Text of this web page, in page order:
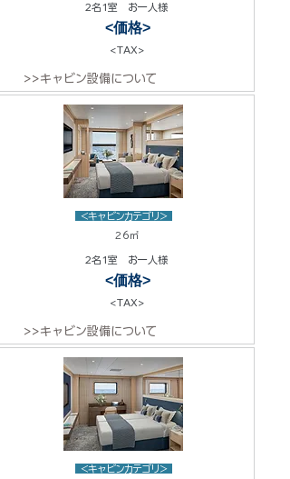
2名1室 お一人様
<価格>
<TAX>
>>キャビン設備について
<キャビンカテゴリ>
26㎡
2名1室 お一人様
<価格>
<TAX>
>>キャビン設備について
<キャビンカテゴリ>